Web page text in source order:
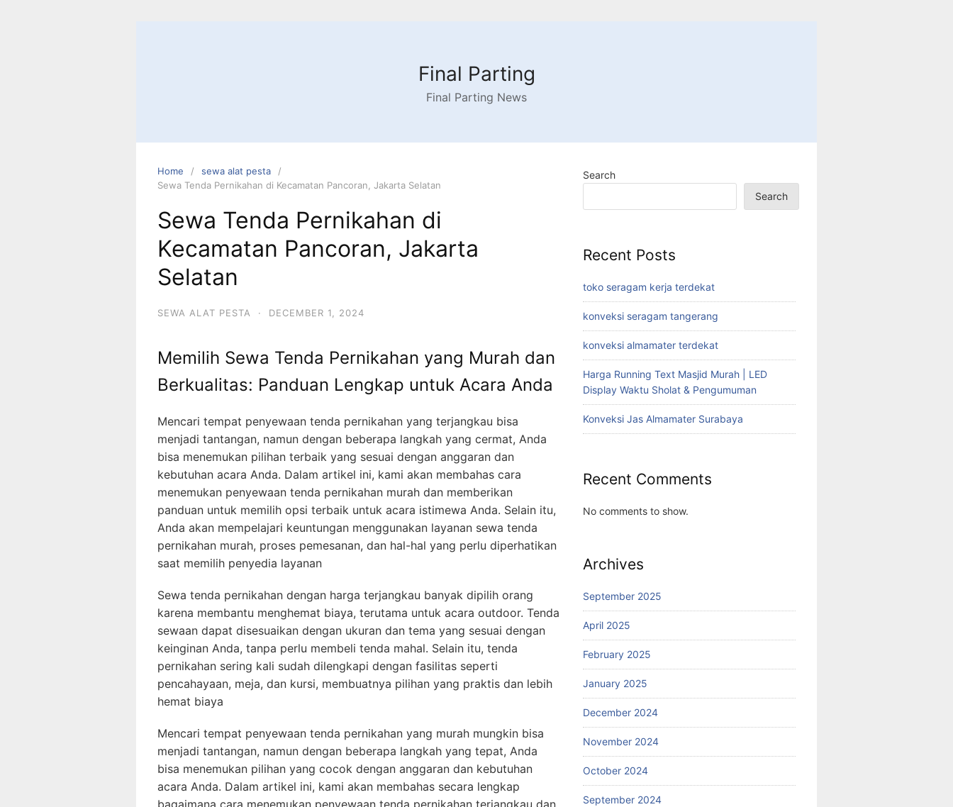
Final Parting
Final Parting News
Home
sewa alat pesta
Sewa Tenda Pernikahan di Kecamatan Pancoran, Jakarta Selatan
Sewa Tenda Pernikahan di
Kecamatan Pancoran, Jakarta
Selatan
SEWA ALAT PESTA · DECEMBER 1, 2024
Memilih Sewa Tenda Pernikahan yang Murah dan
Berkualitas: Panduan Lengkap untuk Acara Anda
Mencari tempat penyewaan tenda pernikahan yang terjangkau bisa
menjadi tantangan, namun dengan beberapa langkah yang cermat, Anda
bisa menemukan pilihan terbaik yang sesuai dengan anggaran dan
kebutuhan acara Anda. Dalam artikel ini, kami akan membahas cara
menemukan penyewaan tenda pernikahan murah dan memberikan
panduan untuk memilih opsi terbaik untuk acara istimewa Anda. Selain itu,
Anda akan mempelajari keuntungan menggunakan layanan sewa tenda
pernikahan murah, proses pemesanan, dan hal-hal yang perlu diperhatikan
saat memilih penyedia layanan
Sewa tenda pernikahan dengan harga terjangkau banyak dipilih orang
karena membantu menghemat biaya, terutama untuk acara outdoor. Tenda
sewaan dapat disesuaikan dengan ukuran dan tema yang sesuai dengan
keinginan Anda, tanpa perlu membeli tenda mahal. Selain itu, tenda
pernikahan sering kali sudah dilengkapi dengan fasilitas seperti
pencahayaan, meja, dan kursi, membuatnya pilihan yang praktis dan lebih
hemat biaya
Mencari tempat penyewaan tenda pernikahan yang murah mungkin bisa
menjadi tantangan, namun dengan beberapa langkah yang tepat, Anda
bisa menemukan pilihan yang cocok dengan anggaran dan kebutuhan
acara Anda. Dalam artikel ini, kami akan membahas secara lengkap
bagaimana cara menemukan penyewaan tenda pernikahan terjangkau dan
Search
Search
Recent Posts
toko seragam kerja terdekat
konveksi seragam tangerang
konveksi almamater terdekat
Harga Running Text Masjid Murah | LED
Display Waktu Sholat & Pengumuman
Konveksi Jas Almamater Surabaya
Recent Comments
No comments to show.
Archives
September 2025
April 2025
February 2025
January 2025
December 2024
November 2024
October 2024
September 2024